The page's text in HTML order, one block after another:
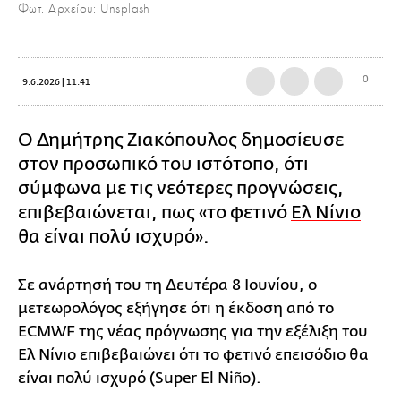
Φωτ. Αρχείου: Unsplash
9.6.2026 | 11:41 0
Ο Δημήτρης Ζιακόπουλος δημοσίευσε
στον προσωπικό του ιστότοπο, ότι
σύμφωνα με τις νεότερες προγνώσεις,
επιβεβαιώνεται, πως «το φετινό Ελ Νίνιο
θα είναι πολύ ισχυρό».
Σε ανάρτησή του τη Δευτέρα 8 Ιουνίου, ο
μετεωρολόγος εξήγησε ότι η έκδοση από το
ECMWF της νέας πρόγνωσης για την εξέλιξη του
Ελ Νίνιο επιβεβαιώνει ότι το φετινό επεισόδιο θα
είναι πολύ ισχυρό (Super El Niño).